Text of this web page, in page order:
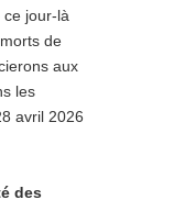
ce jour-là
de
aux
les
avril 2026
des